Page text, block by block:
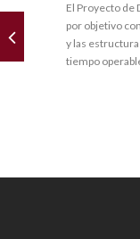
El Proyecto de
por objetivo
y las
tiempo